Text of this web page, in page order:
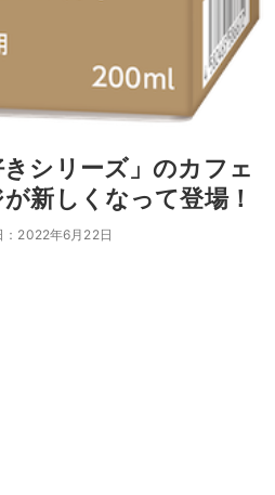
シリーズ」のカフェ
新しくなって登場！
：2022年6月22日